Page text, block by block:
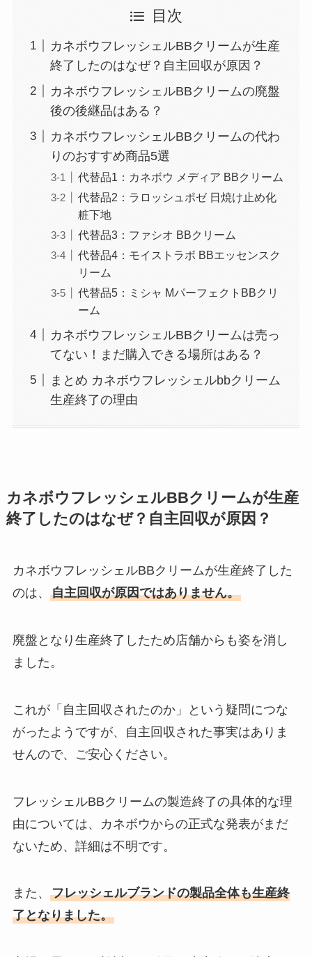
目次
カネボウフレッシェルBBクリームが生産
終了したのはなぜ？自主回収が原因？
カネボウフレッシェルBBクリームの廃盤
後の後継品はある？
カネボウフレッシェルBBクリームの代わ
りのおすすめ商品5選
代替品1：カネボウ メディア BBクリーム
代替品2：ラロッシュポゼ 日焼け止め化
粧下地
代替品3：ファシオ BBクリーム
代替品4：モイストラボ BBエッセンスク
リーム
代替品5：ミシャ MパーフェクトBBクリ
ーム
カネボウフレッシェルBBクリームは売っ
てない！まだ購入できる場所はある？
まとめ カネボウフレッシェルbbクリーム
生産終了の理由
カネボウフレッシェルBBクリームが生産
終了したのはなぜ？自主回収が原因？
カネボウフレッシェルBBクリームが生産終了した
のは、 自主回収が原因ではありません。
廃盤となり生産終了したため店舗からも姿を消し
ました。
これが「自主回収されたのか」という疑問につな
がったようですが、自主回収された事実はありま
せんので、ご安心ください。
フレッシェルBBクリームの製造終了の具体的な理
由については、カネボウからの正式な発表がまだ
ないため、詳細は不明です。
また、 フレッシェルブランドの製品全体も生産終
了となりました。